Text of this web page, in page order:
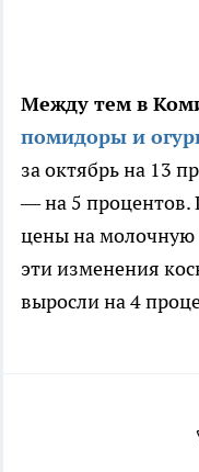
Между тем в
помидоры и
за октябрь на 13
— на 5
цены на молочную
эти изменения
выросли на 4